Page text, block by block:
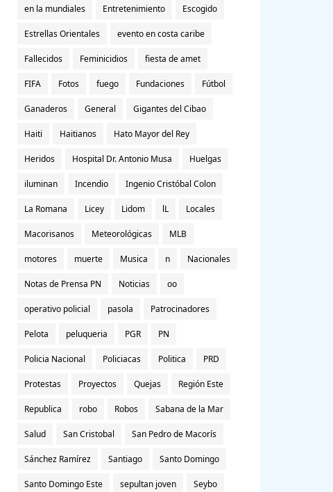
en la mundiales Entretenimiento Escogido
Estrellas Orientales evento en costa caribe
Fallecidos Feminicidios fiesta de amet
FIFA Fotos fuego Fundaciones Fútbol
Ganaderos General Gigantes del Cibao
Haiti Haitianos Hato Mayor del Rey
Heridos Hospital Dr. Antonio Musa Huelgas
iluminan Incendio Ingenio Cristóbal Colon
La Romana Licey Lidom lL Locales
Macorisanos Meteorológicas MLB
motores muerte Musica n Nacionales
Notas de Prensa PN Noticias oo
operativo policial pasola Patrocinadores
Pelota peluqueria PGR PN
Policia Nacional Policiacas Politica PRD
Protestas Proyectos Quejas Región Este
Republica robo Robos Sabana de la Mar
Salud San Cristobal San Pedro de Macorís
Sánchez Ramírez Santiago Santo Domingo
Santo Domingo Este sepultan joven Seybo